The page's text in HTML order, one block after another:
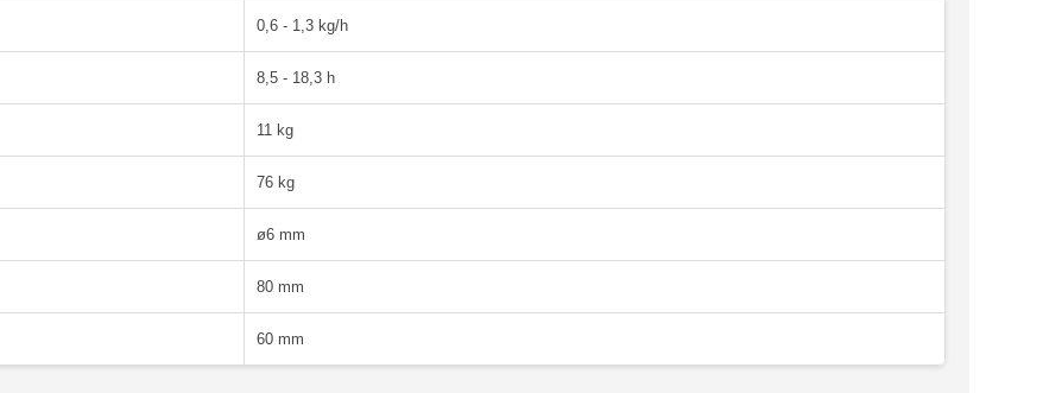
0,6 - 1,3 kg/h
8,5 - 18,3 h
11 kg
76 kg
ø6 mm
80 mm
60 mm